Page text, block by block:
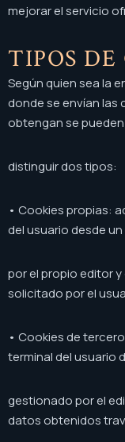
mejorar el servicio
TIPOS DE
Según quien sea la
donde se envían las
obtengan se pueden
distinguir dos tipos:
• Cookies propias:
del usuario desde
por el propio editor
solicitado por el
• Cookies de
terminal del usuario
gestionado por el
datos obtenidos